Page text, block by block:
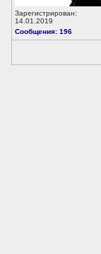
Зарегистрирован:
14.01.2019
Сообщения: 196